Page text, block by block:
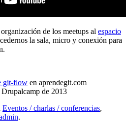
de los meetups al espacio
la sala, micro y conexión para
git-flow en aprendegit.com
Drupalcamp de 2013
Eventos / charlas / conferencias,
.